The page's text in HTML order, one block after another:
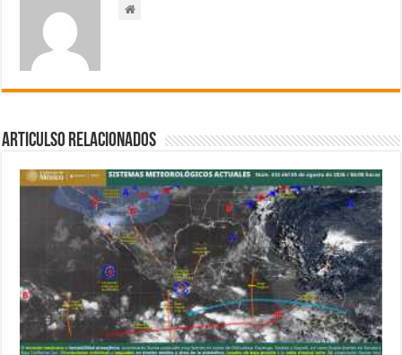
Articulso Relacionados